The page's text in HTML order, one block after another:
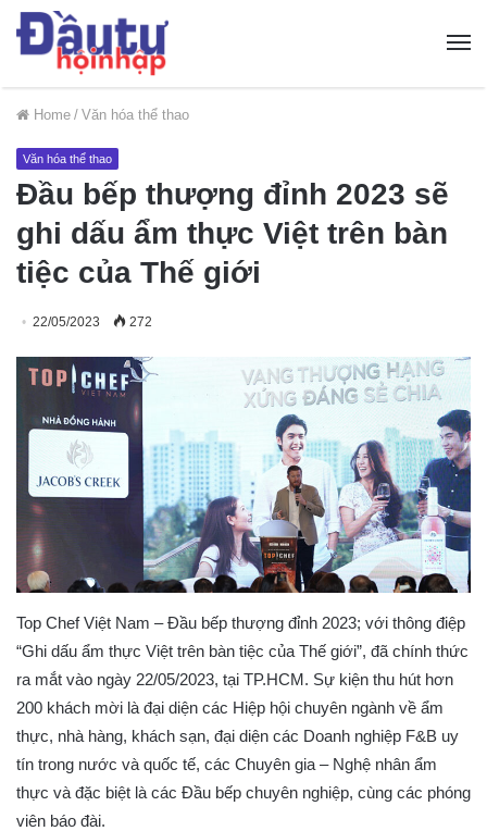
Home / Văn hóa thể thao
Văn hóa thể thao
Đầu bếp thượng đỉnh 2023 sẽ
ghi dấu ẩm thực Việt trên bàn
tiệc của Thế giới
22/05/2023 272
Top Chef Việt Nam – Đầu bếp thượng đỉnh 2023; với thông điệp
“Ghi dấu ẩm thực Việt trên bàn tiệc của Thế giới”, đã chính thức
ra mắt vào ngày 22/05/2023, tại TP.HCM. Sự kiện thu hút hơn
200 khách mời là đại diện các Hiệp hội chuyên ngành về ẩm
thực, nhà hàng, khách sạn, đại diện các Doanh nghiệp F&B uy
tín trong nước và quốc tế, các Chuyên gia – Nghệ nhân ẩm
thực và đặc biệt là các Đầu bếp chuyên nghiệp, cùng các phóng
viên báo đài.